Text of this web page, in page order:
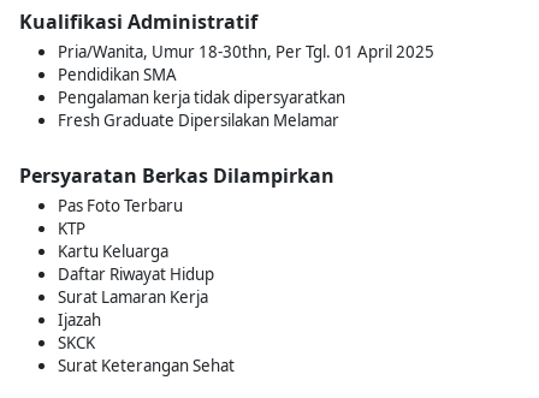
Kualifikasi Administratif
Pria/Wanita, Umur 18-30thn, Per Tgl. 01 April 2025
Pendidikan SMA
Pengalaman kerja tidak dipersyaratkan
Fresh Graduate Dipersilakan Melamar
Persyaratan Berkas Dilampirkan
Pas Foto Terbaru
KTP
Kartu Keluarga
Daftar Riwayat Hidup
Surat Lamaran Kerja
Ijazah
SKCK
Surat Keterangan Sehat